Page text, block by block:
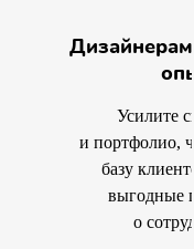
Усилите
и портфолио,
базу
выгодные
о